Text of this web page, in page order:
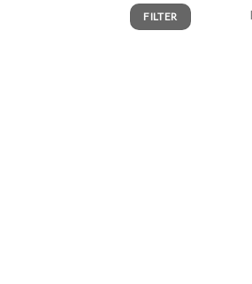
Min
price
Max
priceFILTER